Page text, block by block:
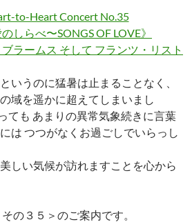
to-Heart Concert No.35
しらべ〜SONGS OF LOVE》
ラームス そして フランツ・リスト
いうのに猛暑は止まることなく、
域を遥かに超えてしまいまし
ても あまりの異常気象続きに言葉
は つつがなくお過ごしでいらっし
しい気候が訪れますことを心から
の３５＞のご案内です。